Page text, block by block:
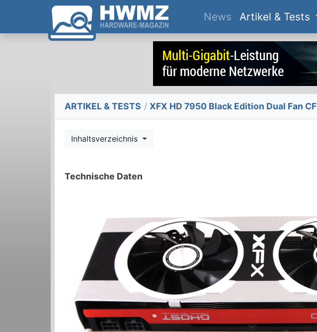
News(current)
Artikel & Tests
ARTIKEL & TESTS / XFX HD 7950 Black Edition Dual Fan CF
Inhaltsverzeichnis
Technische Daten